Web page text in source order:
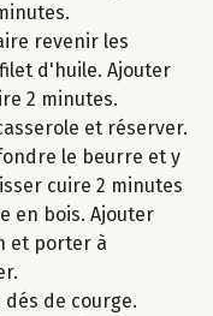
revenir les
d'huile. Ajouter
2 minutes.
et réserver.
le beurre et y
cuire 2 minutes
en bois. Ajouter
et porter à
de courge.